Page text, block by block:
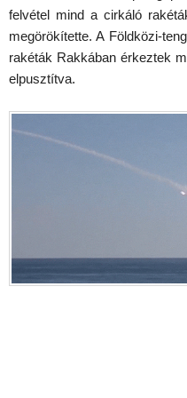
felvétel mind a cirkáló
megörökítette. A Földközi-
rakéták Rakkában érkeztek
elpusztítva.